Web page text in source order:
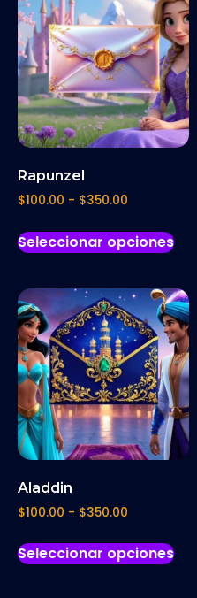
Rapunzel
$100.00 - $350.00
Seleccionar opciones
Aladdin
$100.00 - $350.00
Seleccionar opciones